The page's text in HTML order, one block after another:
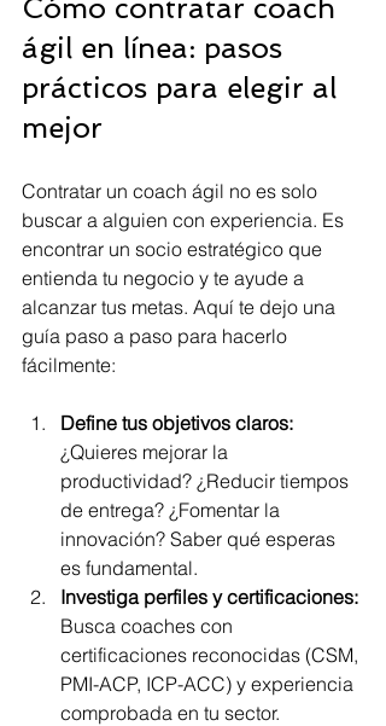
Cómo contratar coach
ágil en línea: pasos
prácticos para elegir al
mejor
Contratar un coach ágil no es solo
buscar a alguien con experiencia. Es
encontrar un socio estratégico que
entienda tu negocio y te ayude a
alcanzar tus metas. Aquí te dejo una
guía paso a paso para hacerlo
fácilmente:
Define tus objetivos claros:
¿Quieres mejorar la
productividad? ¿Reducir tiempos
de entrega? ¿Fomentar la
innovación? Saber qué esperas
es fundamental.
Investiga perfiles y certificaciones:
Busca coaches con
certificaciones reconocidas (CSM,
PMI-ACP, ICP-ACC) y experiencia
comprobada en tu sector.